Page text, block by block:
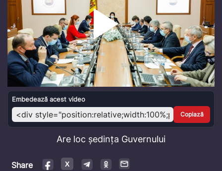
Play
Video
Embedează acest video
Copiază
Are loc ședința Guvernului
Share